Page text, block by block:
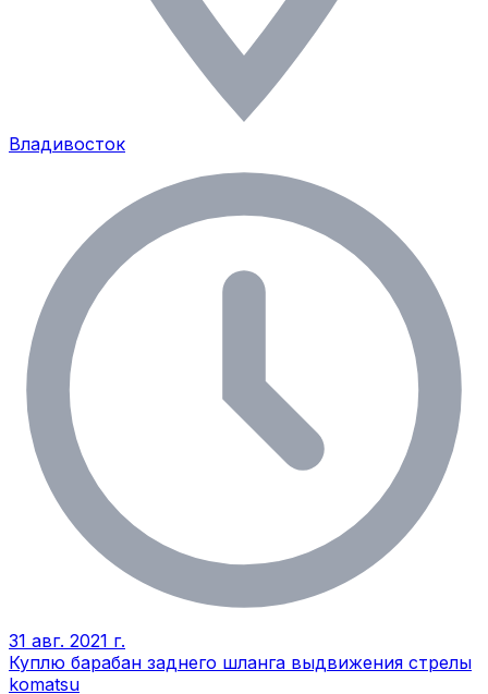
Владивосток
31 авг. 2021 г.
Куплю барабан заднего шланга выдвижения стрелы
komatsu